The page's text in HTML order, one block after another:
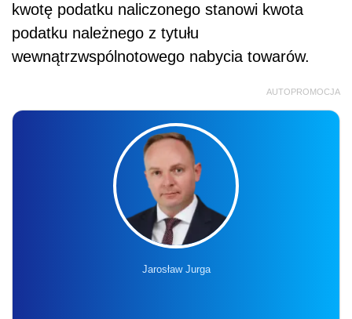
kwotę podatku naliczonego stanowi kwota
podatku należnego z tytułu
wewnątrzwspólnotowego nabycia towarów.
AUTOPROMOCJA
Jarosław Jurga